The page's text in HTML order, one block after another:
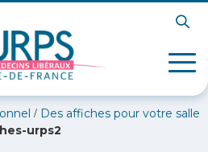
/ Des affiches pour votre salle
urps2